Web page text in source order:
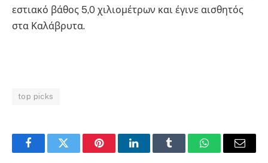
εστιακό βάθος 5,0 χιλιομέτρων και έγινε αισθητός
στα Καλάβρυτα.
top picks
FacebookTwitter PinterestLinkedInTumblr WhatsAppEmail